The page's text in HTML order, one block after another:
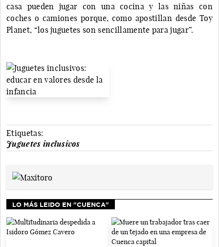
casa pueden jugar con una cocina y las niñas con
coches o camiones porque, como apostillan desde Toy
Planet, “los juguetes son sencillamente para jugar”.
Etiquetas:
Juguetes inclusivos
LO MÁS LEIDO EN "CUENCA"